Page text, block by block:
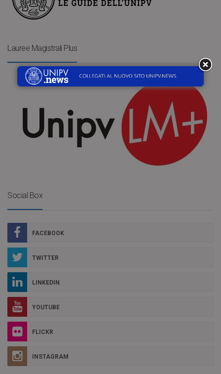
Lauree Magistrali Plus
Social Box
FACEBOOK
TWITTER
LINKEDIN
YOUTUBE
FLICKR
INSTAGRAM